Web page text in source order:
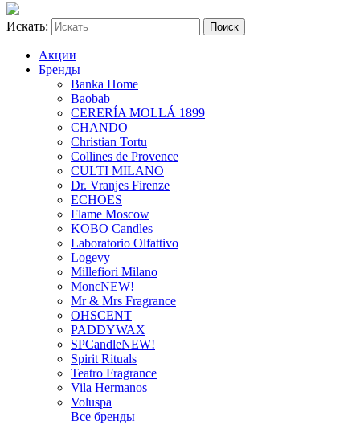
Искать:
Акции
Бренды
Banka Home
Baobab
CERERÍA MOLLÁ 1899
CHANDO
Christian Tortu
Collines de Provence
CULTI MILANO
Dr. Vranjes Firenze
ECHOES
Flame Moscow
KOBO Candles
Laboratorio Olfattivo
Logevy
Millefiori Milano
MoncNEW!
Mr & Mrs Fragrance
OHSCENT
PADDYWAX
SPCandleNEW!
Spirit Rituals
Teatro Fragrance
Vila Hermanos
Voluspa
Все бренды